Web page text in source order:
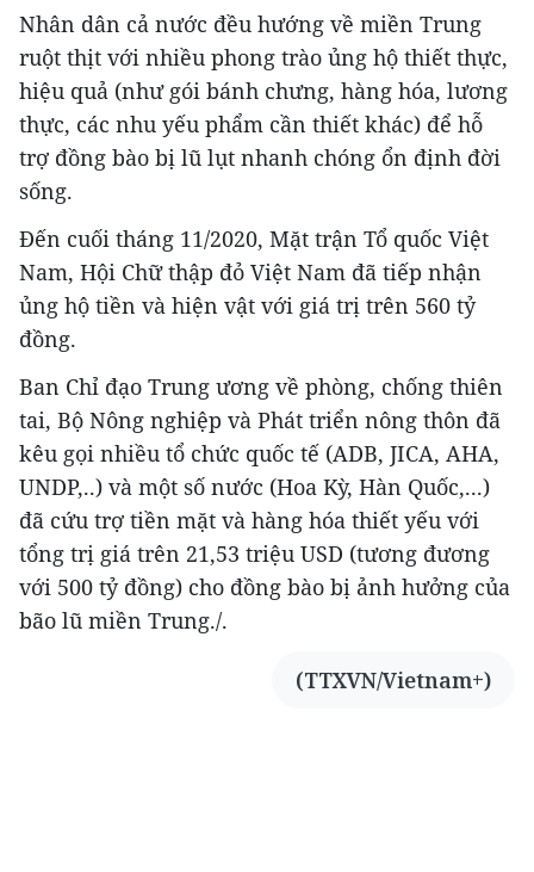
Nhân dân cả nước đều hướng về miền Trung
ruột thịt với nhiều phong trào ủng hộ thiết thực,
hiệu quả (như gói bánh chưng, hàng hóa, lương
thực, các nhu yếu phẩm cần thiết khác) để hỗ
trợ đồng bào bị lũ lụt nhanh chóng ổn định đời
sống.
Đến cuối tháng 11/2020, Mặt trận Tổ quốc Việt
Nam, Hội Chữ thập đỏ Việt Nam đã tiếp nhận
ủng hộ tiền và hiện vật với giá trị trên 560 tỷ
đồng.
Ban Chỉ đạo Trung ương về phòng, chống thiên
tai, Bộ Nông nghiệp và Phát triển nông thôn đã
kêu gọi nhiều tổ chức quốc tế (ADB, JICA, AHA,
UNDP,..) và một số nước (Hoa Kỳ, Hàn Quốc,...)
đã cứu trợ tiền mặt và hàng hóa thiết yếu với
tổng trị giá trên 21,53 triệu USD (tương đương
với 500 tỷ đồng) cho đồng bào bị ảnh hưởng của
bão lũ miền Trung./.
(TTXVN/Vietnam+)